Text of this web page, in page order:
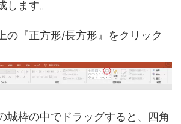
します。
の『正方形/長方形』をクリック
城枠の中でドラッグすると、四角